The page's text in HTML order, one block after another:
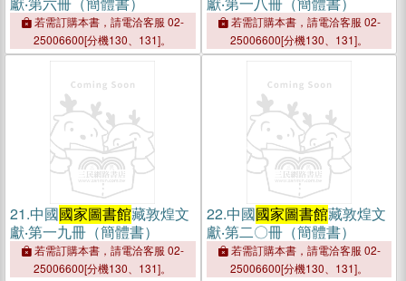
若需訂購本書，請電洽客服 02-
25006600[分機130、131]。
若需訂購本書，請電洽客服 02-
25006600[分機130、131]。
21.中國國家圖書館藏敦煌文
獻‧第一九冊（簡體書）
若需訂購本書，請電洽客服 02-
25006600[分機130、131]。
22.中國國家圖書館藏敦煌文
獻‧第二〇冊（簡體書）
若需訂購本書，請電洽客服 02-
25006600[分機130、131]。